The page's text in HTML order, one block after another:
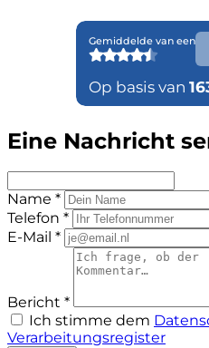
Eine Nachricht
Name *
Telefon *
E-Mail *
Bericht *
Ich stimme dem
Verarbeitungsregister